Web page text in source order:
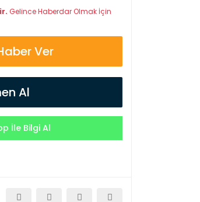
Gelince Haberdar Olmak İçin
Ver
Al
İle Bilgi Al